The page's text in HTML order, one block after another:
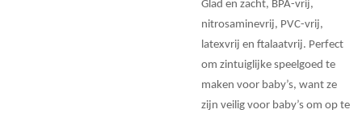
Glad en zacht, BPA-vrij,
nitrosaminevrij, PVC-vrij,
latexvrij en ftalaatvrij. Perfect
om zintuiglijke speelgoed te
maken voor baby’s, want ze
zijn veilig voor baby’s om op te